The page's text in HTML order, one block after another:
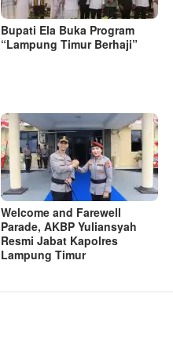
Bupati Ela Buka Program
“Lampung Timur Berhaji”
Welcome and Farewell
Parade, AKBP Yuliansyah
Resmi Jabat Kapolres
Lampung Timur